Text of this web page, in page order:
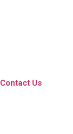
Contact Us